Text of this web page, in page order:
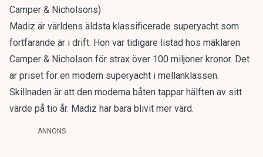
Camper & Nicholsons)
Madiz är världens äldsta klassificerade superyacht som
fortfarande är i drift. Hon var tidigare listad hos mäklaren
Camper & Nicholson för strax över 100 miljoner kronor. Det
är priset för en modern superyacht i mellanklassen.
Skillnaden är att den moderna båten tappar hälften av sitt
värde på tio år. Madiz har bara blivit mer värd.
ANNONS